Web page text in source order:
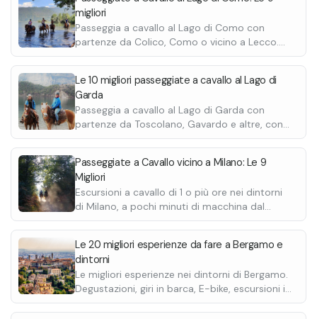
Escursione di 2 ore
Giro di circa 12 km lungo la collina tra Gargnano
e Toscolano, attraversando luoghi storici e
aprendo il cuore ai panorami del Garda
Bresciano.
Escursione di 1 ora con pranzo o cena
(domenica sera cena non possibile per turno di
chiusura)
L’escursione prevede un tour di circa 5/6 km
nei dintorni di Gaino attraversando luoghi
storici e aprendo il cuore ai panorami del
Garda Bresciano.
In questa esperienza è incluso un pranzo o una
cena con menù degustazione con 3 portate,
dessert e caffè, bevande incluse (piatti con
ingredienti stagionali e del territorio).
Il pranzo viene preparato per le 12:30 / 13:00, è
quindi precedente alla passeggiata. La cena,
invece, viene preparata per le 19:30 / 20:00
(domenica sera esclusa per turno di chiusura)
migliori
Passeggia a cavallo al Lago di Como con
partenze da Colico, Como o vicino a Lecco.
Passeggiate in riva al lago.
Le 10 migliori passeggiate a cavallo al Lago di
Garda
Passeggia a cavallo al Lago di Garda con
partenze da Toscolano, Gavardo e altre, con
vista sul lago.
Passeggiate a Cavallo vicino a Milano: Le 9
Migliori
Escursioni a cavallo di 1 o più ore nei dintorni
di Milano, a pochi minuti di macchina dal
centro.
Le 20 migliori esperienze da fare a Bergamo e
dintorni
Le migliori esperienze nei dintorni di Bergamo.
Degustazioni, giri in barca, E-bike, escursioni in
quad, passeggiate a cavallo e molte altre.